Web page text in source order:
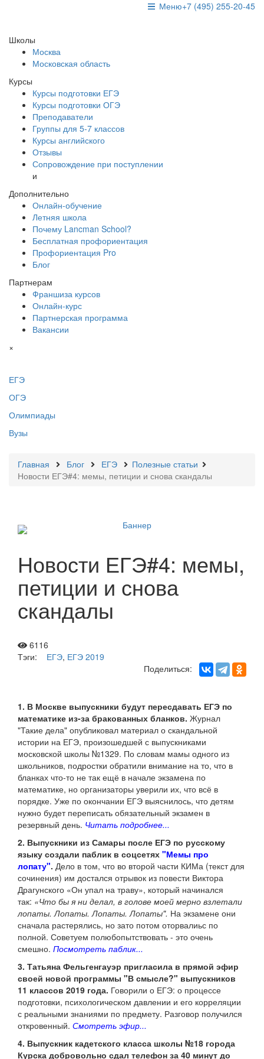
+7 (495) 255-20-45
Меню
Школы
Москва
Московская область
Курсы
Курсы подготовки ЕГЭ
Курсы подготовки ОГЭ
Преподаватели
Группы для 5-7 классов
Курсы английского
Отзывы
Сопровождение при поступлении
и
Дополнительно
Онлайн-обучение
Летняя школа
Почему Lancman School?
Бесплатная профориентация
Профориентация Pro
Блог
Партнерам
Франшиза курсов
Онлайн-курс
Партнерская программа
Вакансии
×
ЕГЭ
ОГЭ
Олимпиады
Вузы
Главная Блог ЕГЭ
Полезные статьи
Новости ЕГЭ#4: мемы, петиции и снова скандалы
Новости ЕГЭ#4: мемы,
петиции и снова
скандалы
6116
Тэги:
ЕГЭ, ЕГЭ 2019
Поделиться:
1. В Москве выпускники будут пересдавать ЕГЭ по
математике из-за бракованных бланков. Журнал
"Такие дела" опубликовал материал о скандальной
истории на ЕГЭ, произошедшей с выпускниками
московской школы №1329. По словам мамы одного из
школьников, подростки обратили внимание на то, что в
бланках что-то не так ещё в начале экзамена по
математике, но организаторы уверили их, что всё в
порядке. Уже по окончании ЕГЭ выяснилось, что детям
нужно будет переписать обязательный экзамен в
резервный день. Читать подробнее...
2. Выпускники из Самары после ЕГЭ по русскому
языку создали паблик в соцсетях "Мемы про
лопату". Дело в том, что во второй части КИМа (текст для
сочинения) им достался отрывок из повести Виктора
Драгунского «Он упал на траву», который начинался
так: «Что бы я ни делал, в голове моей мерно взлетали
лопаты. Лопаты. Лопаты. Лопаты". На экзамене они
сначала растерялись, но зато потом оторвалиьс по
полной. Советуем полюбопытствовать - это очень
смешно. Посмотреть паблик...
3. Татьяна Фельгенгауэр пригласила в прямой эфир
своей новой программы "В смысле?" выпускников
11 классов 2019 года. Говорили о ЕГЭ: о процессе
подготовки, психологическом давлении и его корреляции
с реальными знаниями по предмету. Разговор получился
откровенный. Смотреть эфир...
4. Выпускник кадетского класса школы №18 города
Курска добровольно сдал телефон за 40 минут до